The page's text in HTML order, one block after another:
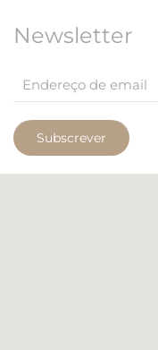
Newsletter
Subscrever